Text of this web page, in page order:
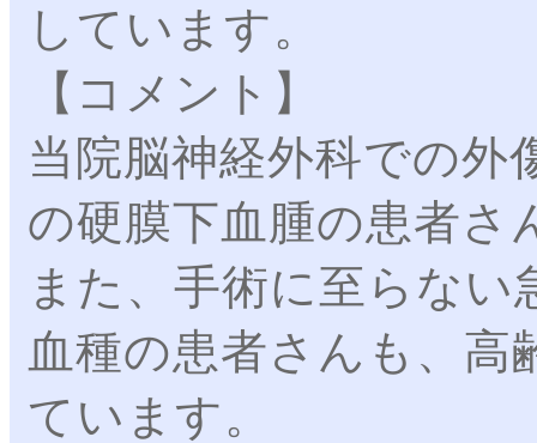
しています。
【コメント】
当院脳神経外科での外
の硬膜下血腫の患者さ
また、手術に至らない
血種の患者さんも、高
ています。